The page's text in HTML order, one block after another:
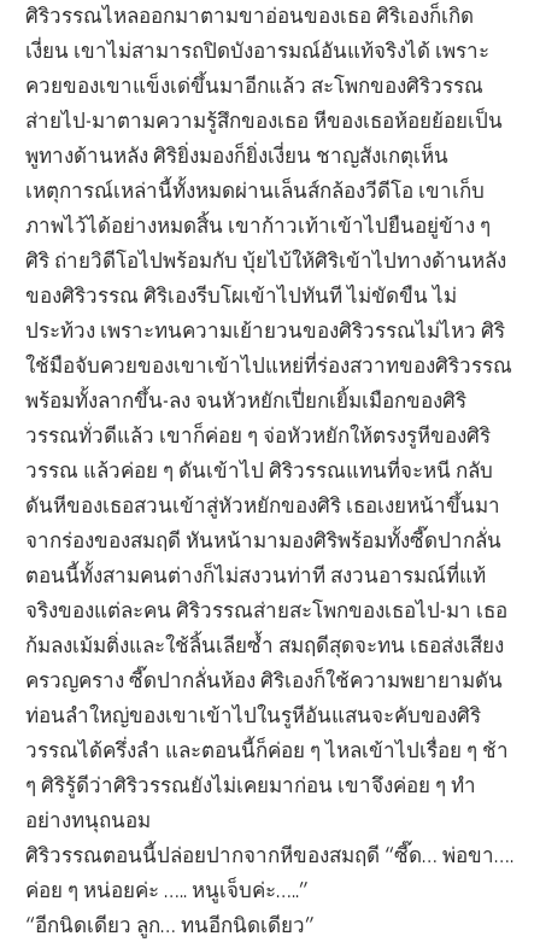
ศิริวรรณไหลออกมาตามขาอ่อนของเธอ ศิริเองก็เกิด
เงี่ยน เขาไม่สามารถปิดบังอารมณ์อันแท้จริงได้ เพราะ
ควยของเขาแข็งเด่ขึ้นมาอีกแล้ว สะโพกของศิริวรรณ
ส่ายไป-มาตามความรู้สึกของเธอ หีของเธอห้อยย้อยเป็น
พูทางด้านหลัง ศิริยิ่งมองก็ยิ่งเงี่ยน ชาญสังเกตุเห็น
เหตุการณ์เหล่านี้ทั้งหมดผ่านเล็นส์กล้องวีดีโอ เขาเก็บ
ภาพไว้ได้อย่างหมดสิ้น เขาก้าวเท้าเข้าไปยืนอยู่ข้าง ๆ
ศิริ ถ่ายวิดีโอไปพร้อมกับ บุ้ยไบ้ให้ศิริเข้าไปทางด้านหลัง
ของศิริวรรณ ศิริเองรีบโผเข้าไปทันที ไม่ขัดขืน ไม่
ประท้วง เพราะทนความเย้ายวนของศิริวรรณไม่ไหว ศิริ
ใช้มือจับควยของเขาเข้าไปแหย่ที่ร่องสวาทของศิริวรรณ
พร้อมทั้งลากขึ้น-ลง จนหัวหยักเปี่ยกเยิ้มเมือกของศิริ
วรรณทั่วดีแล้ว เขาก็ค่อย ๆ จ่อหัวหยักให้ตรงรูหีของศิริ
วรรณ แล้วค่อย ๆ ดันเข้าไป ศิริวรรณแทนที่จะหนี กลับ
ดันหีของเธอสวนเข้าสู่หัวหยักของศิริ เธอเงยหน้าขึ้นมา
จากร่องของสมฤดี หันหน้ามามองศิริพร้อมทั้งซี๊ดปากลั่น
ตอนนี้ทั้งสามคนต่างก็ไม่สงวนท่าที สงวนอารมณ์ที่แท้
จริงของแต่ละคน ศิริวรรณส่ายสะโพกของเธอไป-มา เธอ
ก้มลงเม้มติ่งและใช้ลิ้นเลียซ้ำ สมฤดีสุดจะทน เธอส่งเสียง
ครวญคราง ซี๊ดปากลั่นห้อง ศิริเองก็ใช้ความพยายามดัน
ท่อนลำใหญ่ของเขาเข้าไปในรูหีอันแสนจะคับของศิริ
วรรณได้ครึ่งลำ และตอนนี้ก็ค่อย ๆ ไหลเข้าไปเรื่อย ๆ ช้า
ๆ ศิริรู้ดีว่าศิริวรรณยังไม่เคยมาก่อน เขาจึงค่อย ๆ ทำ
อย่างทนุถนอม
ศิริวรรณตอนนี้ปล่อยปากจากหีของสมฤดี “ซี๊ด… พ่อขา….
ค่อย ๆ หน่อยค่ะ ….. หนูเจ็บค่ะ…..”
“อีกนิดเดียว ลูก… ทนอีกนิดเดียว”